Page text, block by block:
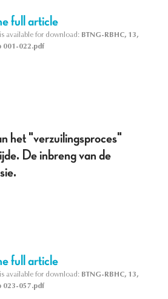
full article
is available for download: BTNG-RBHC, 13,
001-022.pdf
het "verzuilingsproces"
De inbreng van de
full article
is available for download: BTNG-RBHC, 13,
023-057.pdf